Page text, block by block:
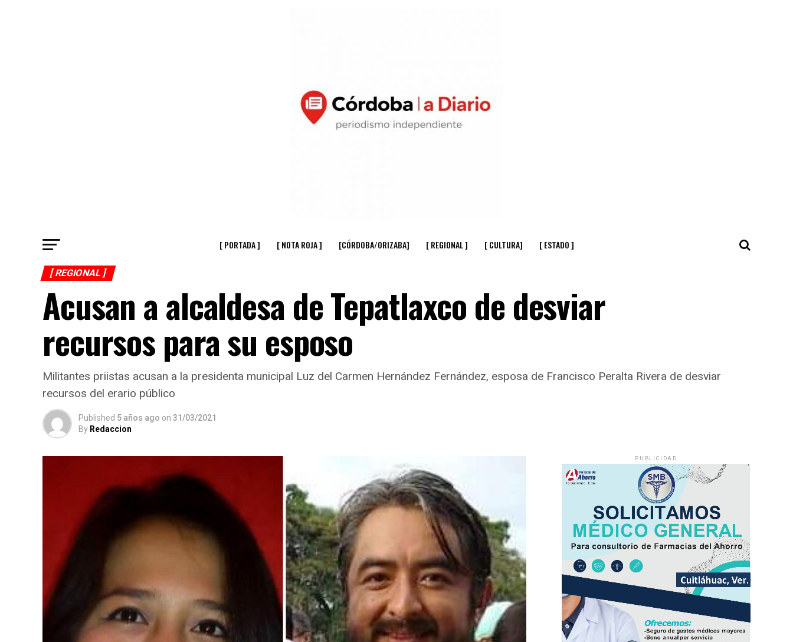
[ PORTADA ] [ NOTA ROJA ] [CÓRDOBA/ORIZABA] [ REGIONAL ] [ CULTURA] [ ESTADO ]
[ REGIONAL ]
Acusan a alcaldesa de Tepatlaxco de desviar
recursos para su esposo
Militantes priistas acusan a la presidenta municipal Luz del Carmen Hernández Fernández, esposa de Francisco Peralta Rivera de desviar
recursos del erario público
Published 5 años ago on 31/03/2021
By Redaccion
PUBLICIDAD